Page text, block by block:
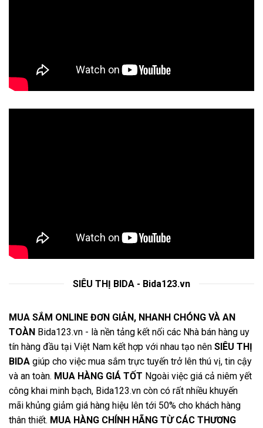
SIÊU THỊ BIDA - Bida123.vn
MUA SẮM ONLINE ĐƠN GIẢN, NHANH CHÓNG VÀ AN
TOÀN Bida123.vn - là nền tảng kết nối các Nhà bán hàng uy
tín hàng đầu tại Việt Nam kết hợp với nhau tạo nên SIÊU THỊ
BIDA giúp cho việc mua sắm trực tuyến trở lên thú vị, tin cậy
và an toàn. MUA HÀNG GIÁ TỐT Ngoài việc giá cả niêm yết
công khai minh bạch, Bida123.vn còn có rất nhiều khuyến
mãi khủng giảm giá hàng hiệu lên tới 50% cho khách hàng
thân thiết. MUA HÀNG CHÍNH HÃNG TỪ CÁC THƯƠNG